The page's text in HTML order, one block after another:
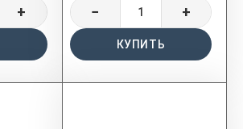
+ − +
КУПИТЬ